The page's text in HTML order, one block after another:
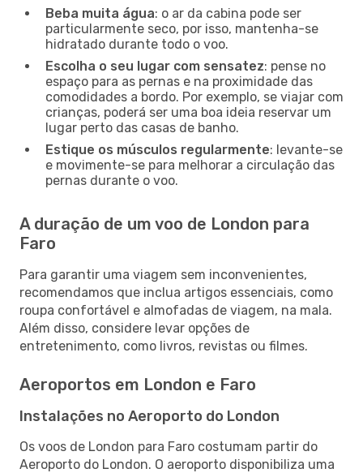
Beba muita água: o ar da cabina pode ser
particularmente seco, por isso, mantenha-se
hidratado durante todo o voo.
Escolha o seu lugar com sensatez: pense no
espaço para as pernas e na proximidade das
comodidades a bordo. Por exemplo, se viajar com
crianças, poderá ser uma boa ideia reservar um
lugar perto das casas de banho.
Estique os músculos regularmente: levante-se
e movimente-se para melhorar a circulação das
pernas durante o voo.
A duração de um voo de London para
Faro
Para garantir uma viagem sem inconvenientes,
recomendamos que inclua artigos essenciais, como
roupa confortável e almofadas de viagem, na mala.
Além disso, considere levar opções de
entretenimento, como livros, revistas ou filmes.
Aeroportos em London e Faro
Instalações no Aeroporto do London
Os voos de London para Faro costumam partir do
Aeroporto do London. O aeroporto disponibiliza uma